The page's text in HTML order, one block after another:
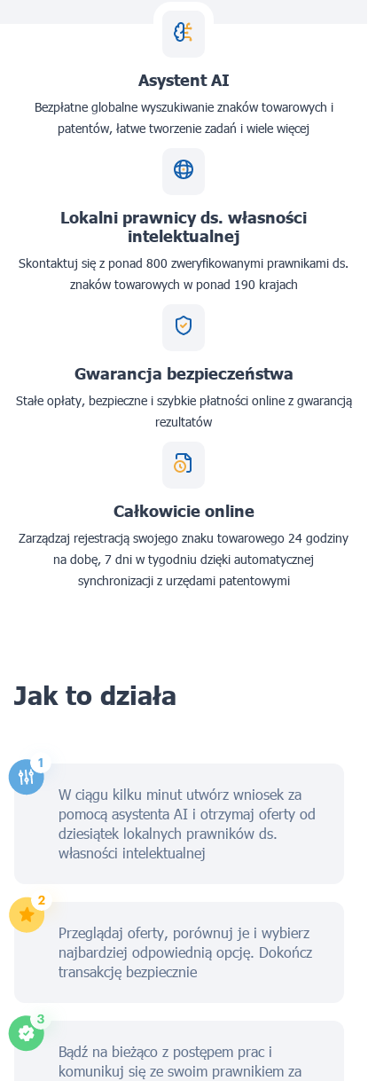
Asystent AI
Bezpłatne globalne wyszukiwanie znaków towarowych i
patentów, łatwe tworzenie zadań i wiele więcej
Lokalni prawnicy ds. własności
intelektualnej
Skontaktuj się z ponad 800 zweryfikowanymi prawnikami ds.
znaków towarowych w ponad 190 krajach
Gwarancja bezpieczeństwa
Stałe opłaty, bezpieczne i szybkie płatności online z gwarancją
rezultatów
Całkowicie online
Zarządzaj rejestracją swojego znaku towarowego 24 godziny
na dobę, 7 dni w tygodniu dzięki automatycznej
synchronizacji z urzędami patentowymi
Jak to działa
W ciągu kilku minut utwórz wniosek za
pomocą asystenta AI i otrzymaj oferty od
dziesiątek lokalnych prawników ds.
własności intelektualnej
Przeglądaj oferty, porównuj je i wybierz
najbardziej odpowiednią opcję. Dokończ
transakcję bezpiecznie
Bądź na bieżąco z postępem prac i
komunikuj się ze swoim prawnikiem za